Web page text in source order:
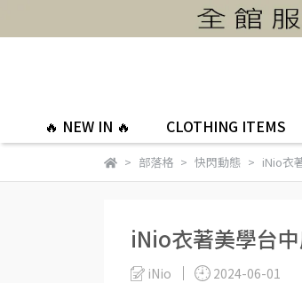
🔥 NEW IN 🔥 CLOTHING ITEMS
部落格 快閃動態 iNio衣
iNio衣著美學台
iNio 2024-06-01